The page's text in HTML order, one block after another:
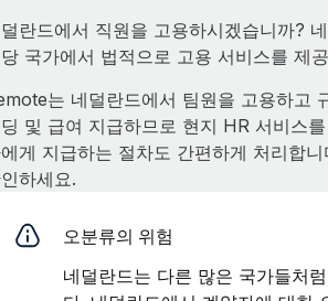
란드에서 직원을 고용하시겠습니까?
국가에서 법적으로 고용 서비스를 제
는 네덜란드에서 팀원을 고용하고
및 급여 지급하므로 현지 HR 서비스
게 지급하는 절차도 간편하게 처리합
하세요.
오분류의 위험
네덜란드는 다른 많은 국가들처